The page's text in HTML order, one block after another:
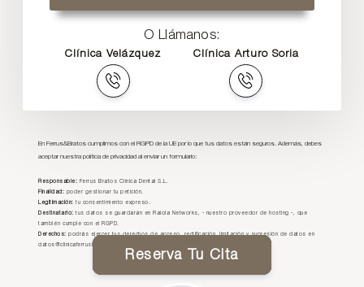
O Llámanos:
Clínica Velázquez Clínica Arturo Soria
En Ferrus&Bratos cumplimos con el RGPD de la UE por lo que tus datos están seguros. Además, debes
aceptar nuestra política de privacidad al enviar un formulario:
Responsable: Ferrus Bratos Clínica Dental S.L.
Finalidad: poder gestionar tu petición.
Legitimación: tu consentimiento expreso.
Destinatario: tus datos se guardarán en Raiola Networks, - nuestro proveedor de hosting -, que
también cumple con el RGPD.
Derechos: podrás ejercer tus derechos de acceso, rectificación, limitación y supresión de datos en
datos@clinicaferrusbratos.com
Reserva Tu Cita